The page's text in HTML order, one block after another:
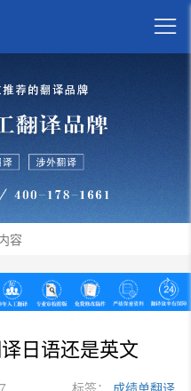

容
日语还是英文
标签： 成绩单翻译